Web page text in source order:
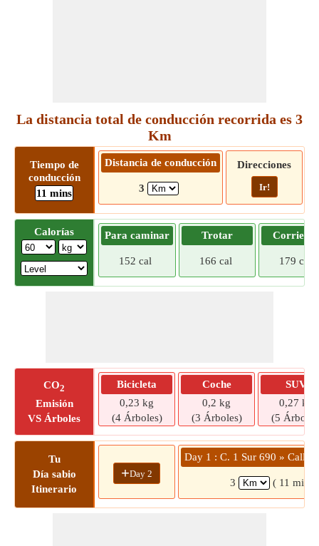
La distancia total de conducción recorrida es 3
Km
Tiempo de
conducción
11 mins
Distancia de conducción
3
Direcciones
Ir!
Calorías Para caminar
152 cal
Trotar
166 cal 179 cal
CO2
Emisión
VS Árboles
Bicicleta
0,23 kg
(4 Árboles)
Coche
0,2 kg
(3 Árboles)
SUV
0,27 kg
(5
Tu
Día sabio
Itinerario
+Day 2
Day 1 : C. 1 Sur 690 » Calle
3 ( 11 mins)